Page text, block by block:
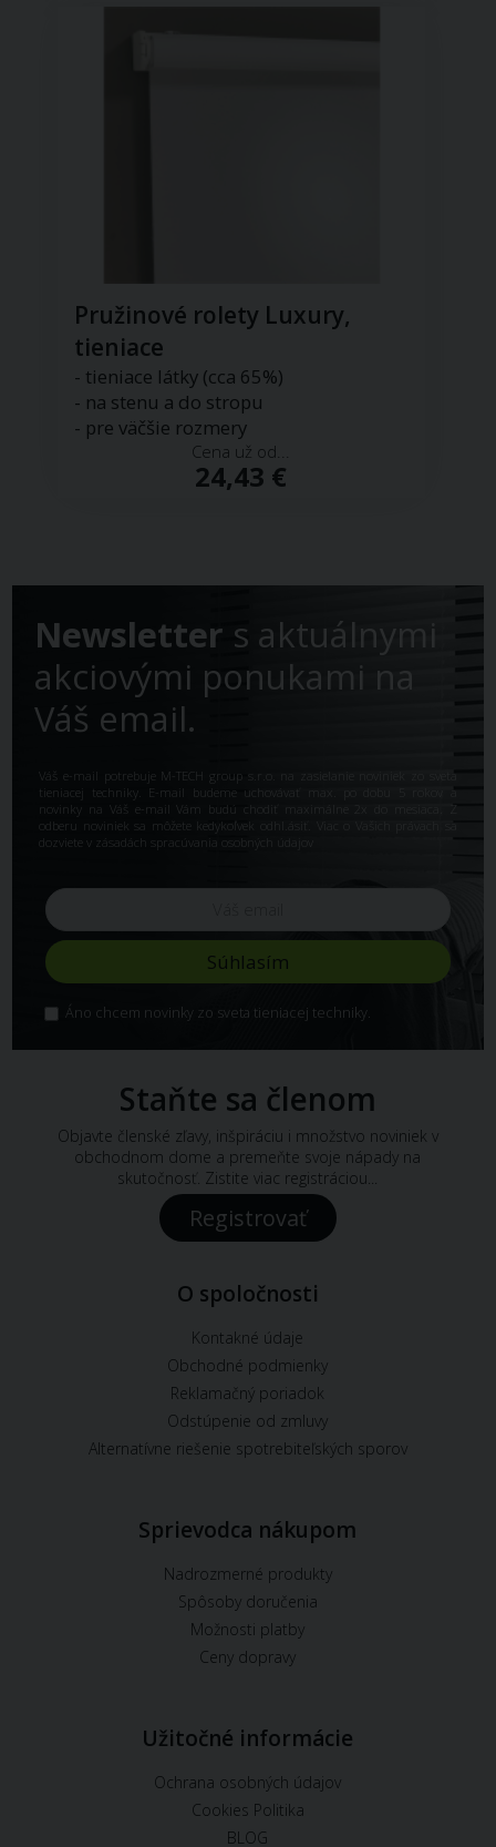
Pružinové rolety Luxury,
tieniace
- tieniace látky (cca 65%)
- na stenu a do stropu
- pre väčšie rozmery
Cena už od...
24,43 €
Newsletter s aktuálnymi
akciovými ponukami na
Váš email.
Váš e-mail potrebuje M-TECH group s.r.o. na zasielanie noviniek zo sveta
tieniacej techniky. E-mail budeme uchovávať max. po dobu 5 rokov a
novinky na Váš e-mail Vám budú chodiť maximálne 2x do mesiaca. Z
odberu noviniek sa môžete kedykoľvek odhl.ásiť. Viac o Vašich právach sa
dozviete v zásadách spracúvania osobných údajov
Áno chcem novinky zo sveta tieniacej techniky.
Staňte sa členom
Objavte členské zľavy, inšpiráciu i množstvo noviniek v
obchodnom dome a premeňte svoje nápady na
skutočnosť. Zistite viac registráciou...
Registrovať
O spoločnosti
Kontakné údaje
Obchodné podmienky
Reklamačný poriadok
Odstúpenie od zmluvy
Alternatívne riešenie spotrebiteľských sporov
Sprievodca nákupom
Nadrozmerné produkty
Spôsoby doručenia
Možnosti platby
Ceny dopravy
Užitočné informácie
Ochrana osobných údajov
Cookies Politika
BLOG